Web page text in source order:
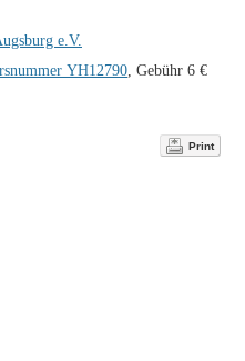
e.V.
YH12790 , Gebühr 6 €
Print